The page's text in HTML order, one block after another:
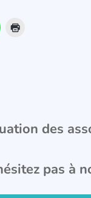
des
pas à